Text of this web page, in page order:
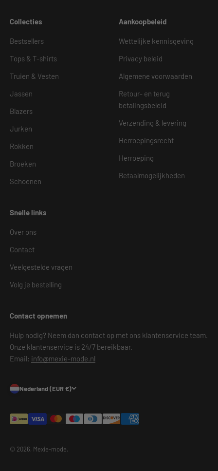
Collecties
Bestsellers
Tops & T-shirts
Truien & Vesten
Jassen
Blazers
Jurken
Rokken
Broeken
Schoenen
Aankoopbeleid
Wettelijke kennisgeving
Privacy beleid
Algemene voorwaarden
Retour- en terug
betalingsbeleid
Verzending & levering
Herroepingsrecht
Herroeping
Betaalmogelijkheden
Snelle links
Over ons
Contact
Veelgestelde vragen
Volg je bestelling
Contact opnemen
Hulp nodig? Neem dan contact op met ons klantenservice team.
Onze klantenservice is 24/7 bereikbaar.
Email: info@mexie-mode.nl
Nederland (EUR €)
© 2026, Mexie-mode.